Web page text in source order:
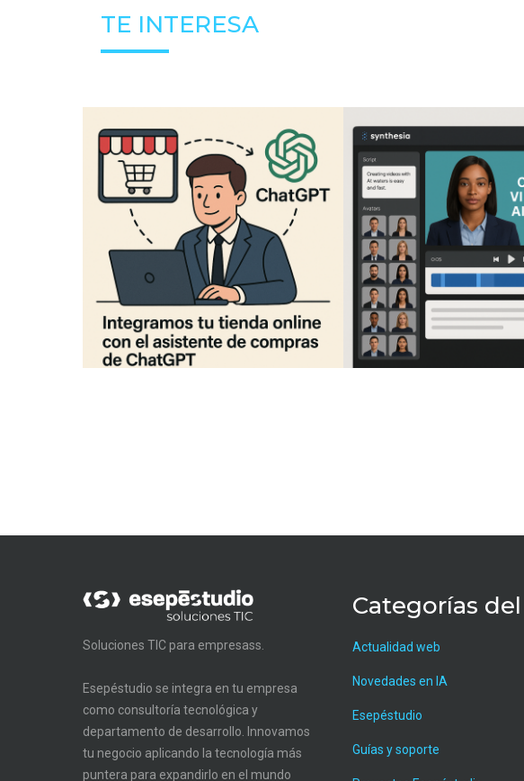
TE INTERESA
Soluciones TIC para empresass.
Esepéstudio se integra en tu empresa
como consultoría tecnológica y
departamento de desarrollo. Innovamos
tu negocio aplicando la tecnología más
puntera para expandirlo en el mundo
Categorías
Actualidad web
Novedades en IA
Esepéstudio
Guías y soporte